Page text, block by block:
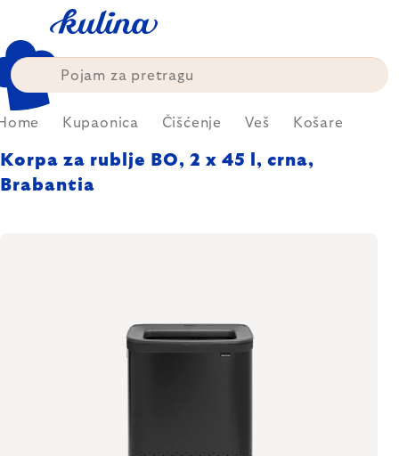
content
Kupaonica Čišćenje Veš Košare
Korpa za rublje BO, 2 x 45 l, crna,
Brabantia